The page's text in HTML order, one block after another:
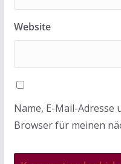
Website
Name, E-Mail-Adresse
Browser für meinen